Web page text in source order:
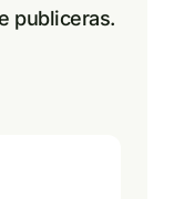
publiceras.